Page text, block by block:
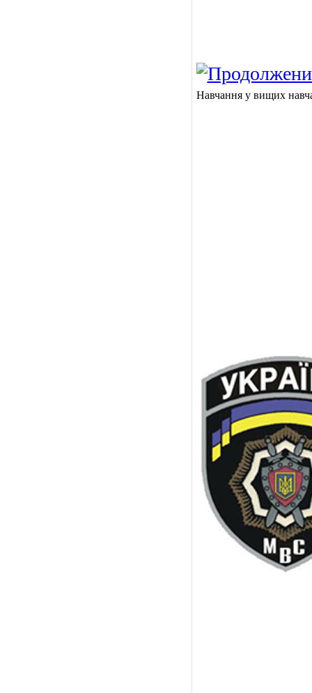
Навчання у вищих